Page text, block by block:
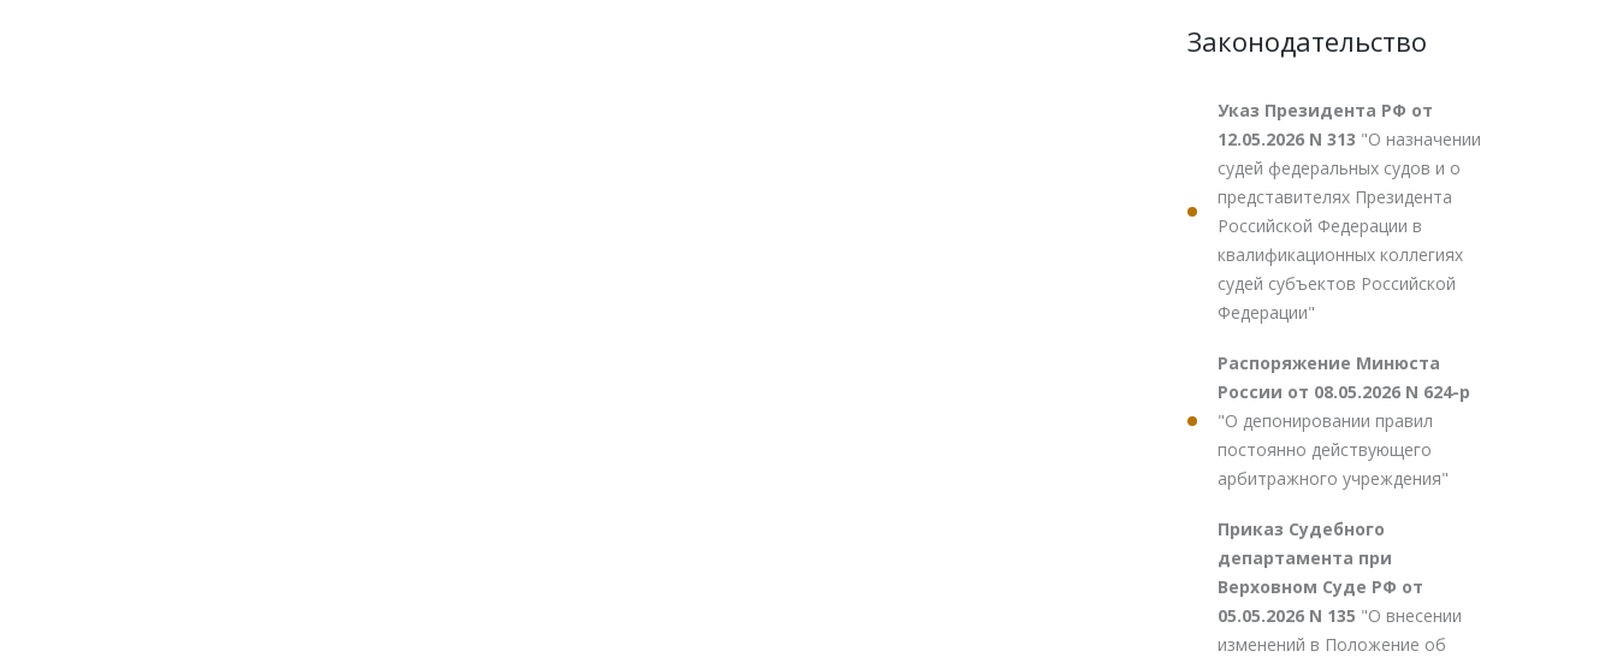
Законодательство
Указ Президента РФ от
12.05.2026 N 313 "О назначении
судей федеральных судов и о
представителях Президента
Российской Федерации в
квалификационных коллегиях
судей субъектов Российской
Федерации"
Распоряжение Минюста
России от 08.05.2026 N 624-р
"О депонировании правил
постоянно действующего
арбитражного учреждения"
Приказ Судебного
департамента при
Верховном Суде РФ от
05.05.2026 N 135 "О внесении
изменений в Положение об